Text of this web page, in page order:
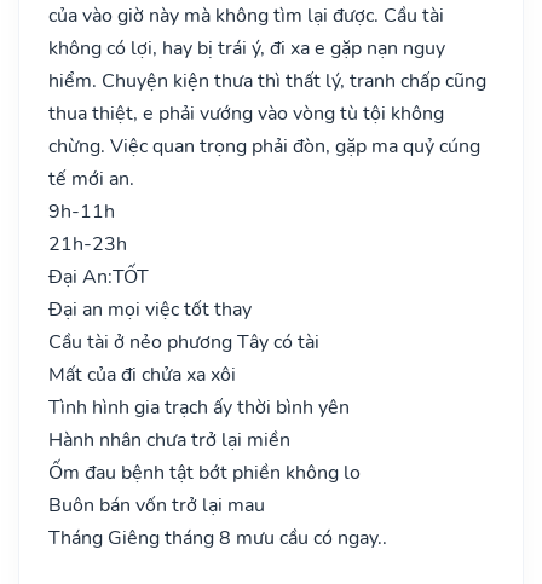
của vào giờ này mà không tìm lại được. Cầu tài
không có lợi, hay bị trái ý, đi xa e gặp nạn nguy
hiểm. Chuyện kiện thưa thì thất lý, tranh chấp cũng
thua thiệt, e phải vướng vào vòng tù tội không
chừng. Việc quan trọng phải đòn, gặp ma quỷ cúng
tế mới an.
9h-11h
21h-23h
Đại An:TỐT
Đại an mọi việc tốt thay
Cầu tài ở nẻo phương Tây có tài
Mất của đi chửa xa xôi
Tình hình gia trạch ấy thời bình yên
Hành nhân chưa trở lại miền
Ốm đau bệnh tật bớt phiền không lo
Buôn bán vốn trở lại mau
Tháng Giêng tháng 8 mưu cầu có ngay..